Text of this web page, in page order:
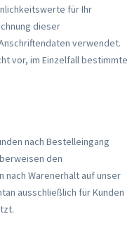
für Ihr
dieser
verwendet.
vor, im Einzelfall bestimmte
nach Bestelleingang
den
nach Warenerhalt auf unser
ausschließlich für Kunden